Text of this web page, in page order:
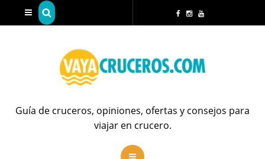
Guía de cruceros, opiniones, ofertas y consejos para
viajar en crucero.